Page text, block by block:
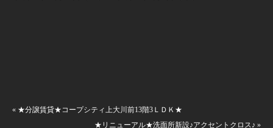
« ★分譲賃貸★コープシティ上大川前13階3ＬＤＫ★
★リニューアル★洗面所新設♪アクセントクロス♪ »